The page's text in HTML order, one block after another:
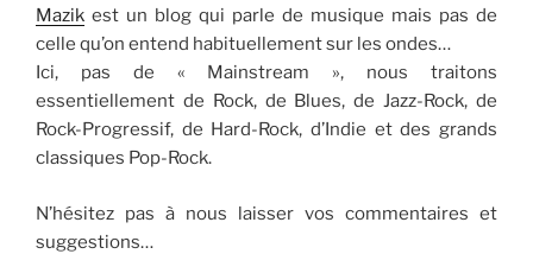
Mazik est un blog qui parle de musique mais pas de
celle qu’on entend habituellement sur les ondes…
Ici, pas de « Mainstream », nous traitons
essentiellement de Rock, de Blues, de Jazz-Rock, de
Rock-Progressif, de Hard-Rock, d’Indie et des grands
classiques Pop-Rock.
N’hésitez pas à nous laisser vos commentaires et
suggestions…